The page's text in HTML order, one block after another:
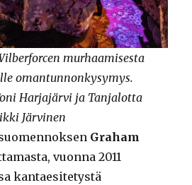
murhaamisesta
omantunnonkysymys.
Harjajärvi ja Tanjalotta
Järvinen
Graham
vuonna 2011
kantaesitetystä